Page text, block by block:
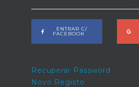
ENTRAR C/
FACEBOOK
Recuperar Password
Novo Registo